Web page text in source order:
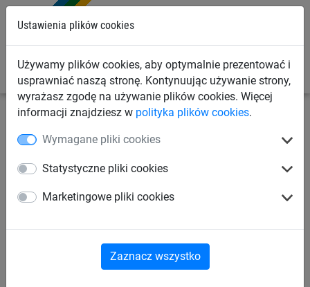
Ustawienia plików cookies
Używamy plików cookies, aby optymalnie prezentować i
usprawniać naszą stronę. Kontynuując używanie strony,
wyrażasz zgodę na używanie plików cookies. Więcej
informacji znajdziesz w polityka plików cookies.
Wymagane pliki cookies
Statystyczne pliki cookies
Marketingowe pliki cookies
Zaznacz wszystko
Siatki na bramki Siatki na piłki
Sportowe siatki biodegradowalne